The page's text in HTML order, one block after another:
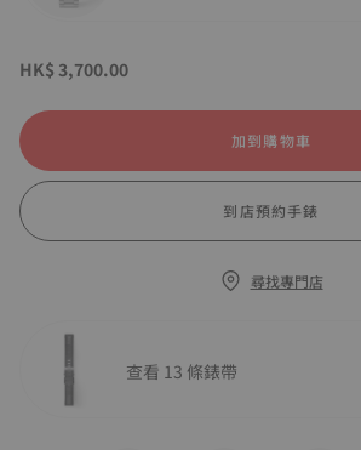
HK$ 3,700.00
加到購物車
到店預約手錶
尋找專門店
查看 13 條錶帶